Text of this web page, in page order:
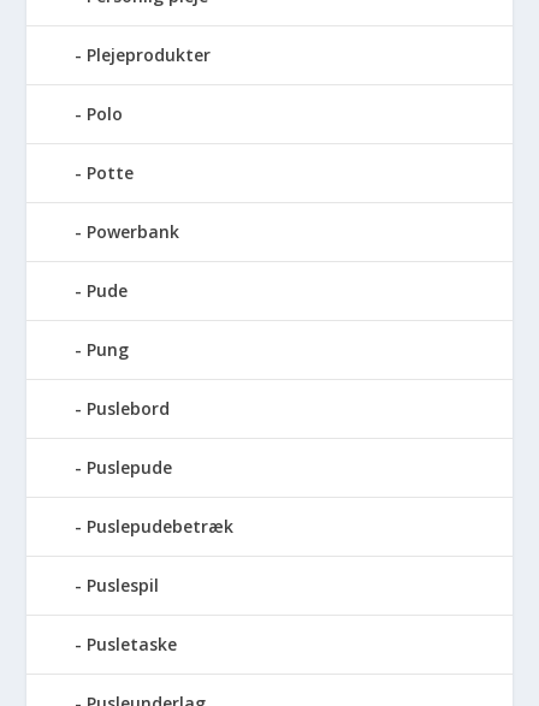
Plejeprodukter
Polo
Potte
Powerbank
Pude
Pung
Puslebord
Puslepude
Puslepudebetræk
Puslespil
Pusletaske